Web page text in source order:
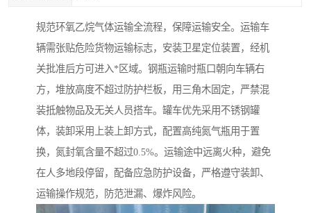
规范环氧乙烷气体运输全流程，保障运输安全。运输车
辆需张贴危险货物运输标志，安装卫星定位装置，经机
关批准后方可进入*区域。钢瓶运输时瓶口朝向车辆右
方，堆放高度不超过防护栏板，用三角木固定，严禁混
装抵触物品及无关人员搭车。罐车优先采用不锈钢罐
体，装卸采用上装上卸方式，配置高纯氮气瓶用于置
换，氮封氧含量不超过0.5%。运输途中远离火种，避免
在人多地段停留，配备应急防护设备，严格遵守装卸、
运输操作规范，防范泄漏、爆炸风险。